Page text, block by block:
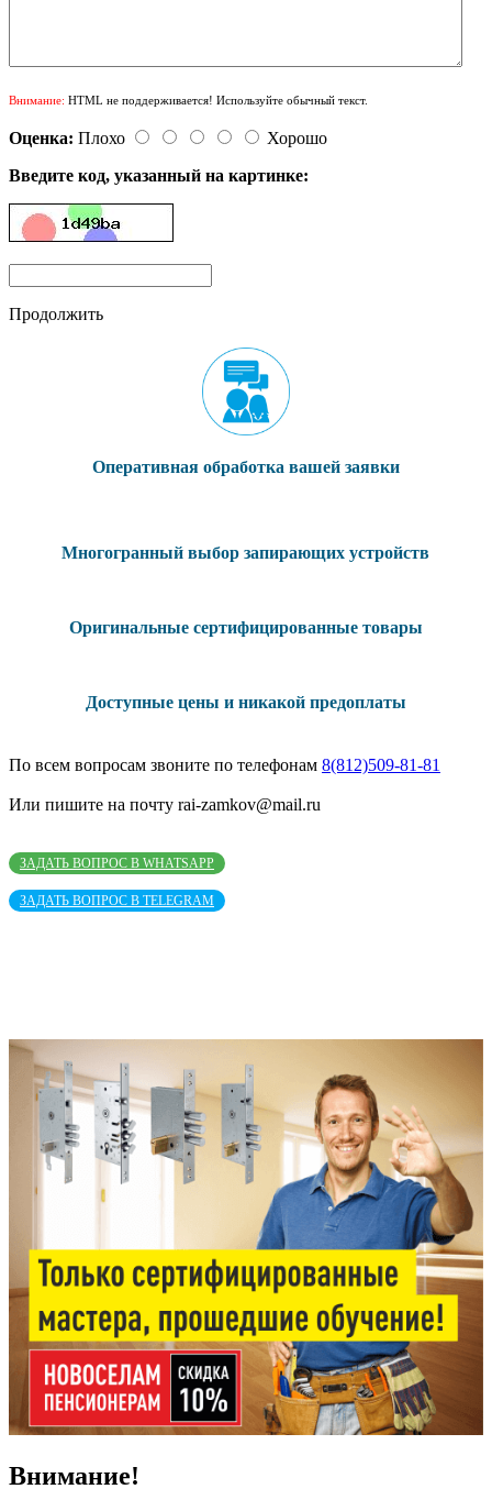
Внимание: HTML не поддерживается! Используйте обычный текст.
Оценка: Плохо
Хорошо
Введите код, указанный на картинке:
Продолжить
Оперативная обработка вашей заявки
Многогранный выбор запирающих устройств
Оригинальные сертифицированные товары
Доступные цены и никакой предоплаты
По всем вопросам звоните по телефонам 8(812)509-81-81
Или пишите на почту rai-zamkov@mail.ru
ЗАДАТЬ ВОПРОС В WHATSAPP
ЗАДАТЬ ВОПРОС В TELEGRAM
Внимание!